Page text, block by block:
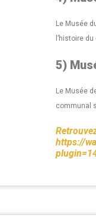
Le Musée
l’histoire du
5)
Le Musée
communal
https://